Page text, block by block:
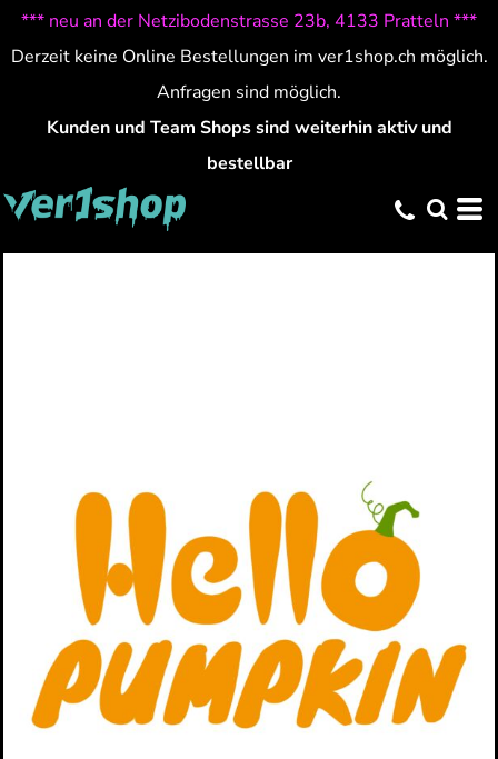
*** neu an der Netzibodenstrasse 23b, 4133 Pratteln ***
Derzeit keine Online Bestellungen im ver1shop.ch möglich.
Anfragen sind möglich.
Kunden und Team Shops sind weiterhin aktiv und
bestellbar